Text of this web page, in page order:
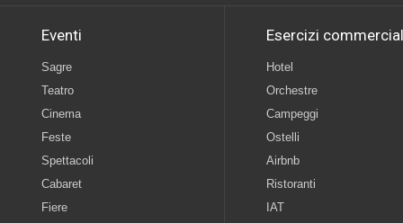
Eventi
Sagre
Teatro
Cinema
Feste
Spettacoli
Cabaret
Fiere
Esercizi
Hotel
Orchestre
Campeggi
Ostelli
Airbnb
Ristoranti
IAT